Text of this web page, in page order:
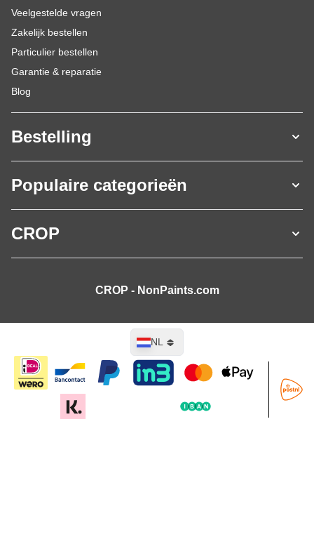
Veelgestelde vragen
Zakelijk bestellen
Particulier bestellen
Garantie & reparatie
Blog
Bestelling
Populaire categorieën
CROP
CROP - NonPaints.com
Taal
NL